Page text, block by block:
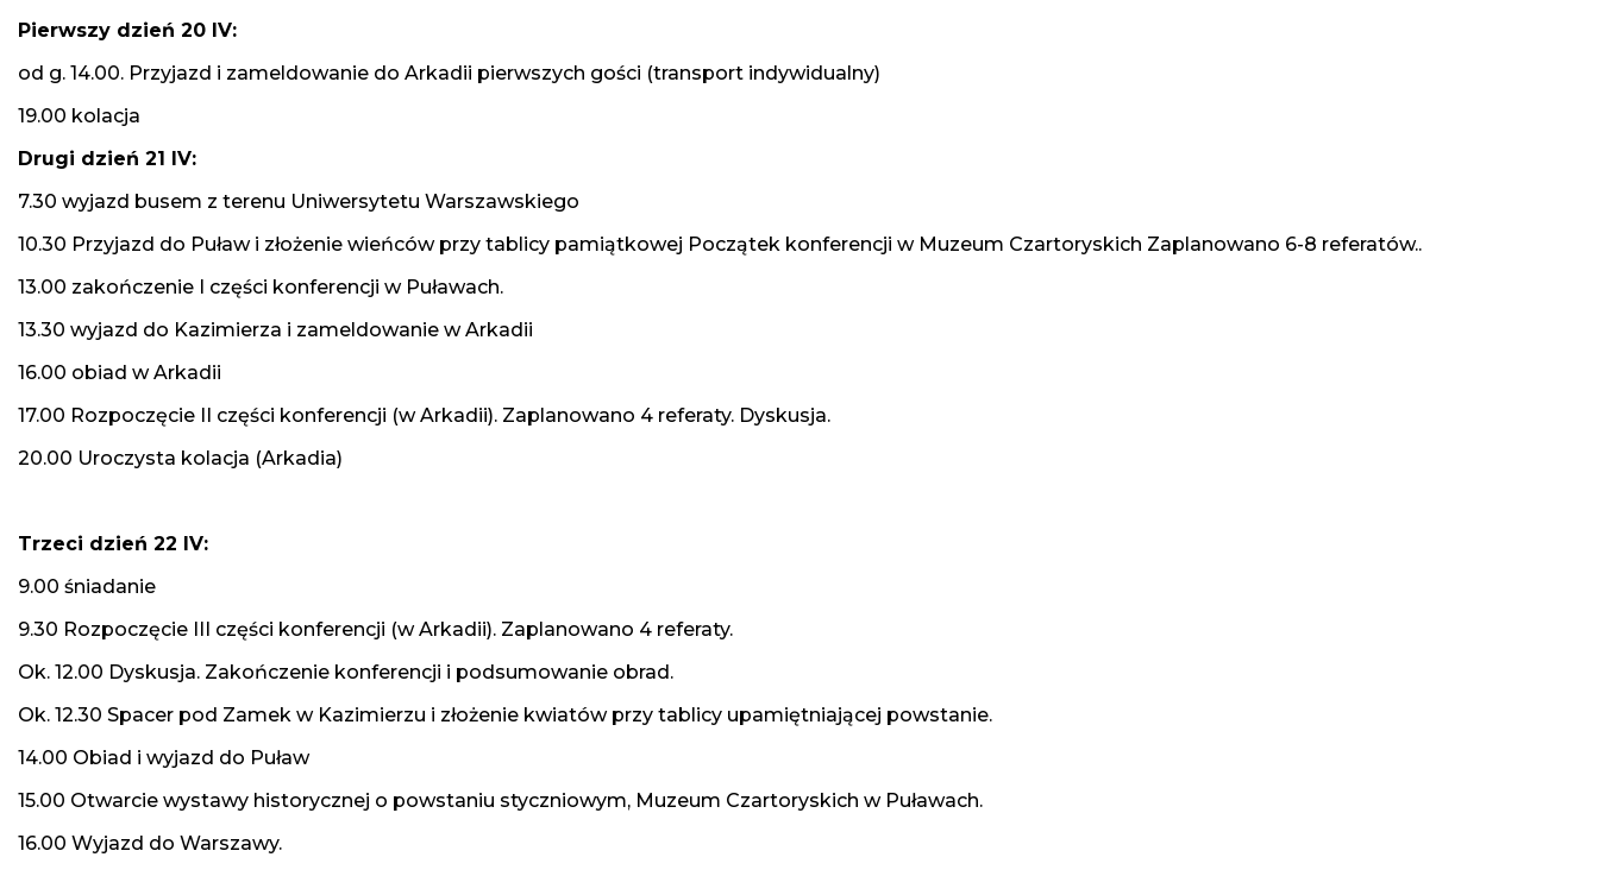
Pierwszy dzień 20 IV:
od g. 14.00. Przyjazd i zameldowanie do Arkadii pierwszych gości (transport indywidualny)
19.00 kolacja
Drugi dzień 21 IV:
7.30 wyjazd busem z terenu Uniwersytetu Warszawskiego
10.30 Przyjazd do Puław i złożenie wieńców przy tablicy pamiątkowej Początek konferencji w Muzeum Czartoryskich Zaplanowano 6-8 referatów..
13.00 zakończenie I części konferencji w Puławach.
13.30 wyjazd do Kazimierza i zameldowanie w Arkadii
16.00 obiad w Arkadii
17.00 Rozpoczęcie II części konferencji (w Arkadii). Zaplanowano 4 referaty. Dyskusja.
20.00 Uroczysta kolacja (Arkadia)
Trzeci dzień 22 IV:
9.00 śniadanie
9.30 Rozpoczęcie III części konferencji (w Arkadii). Zaplanowano 4 referaty.
Ok. 12.00 Dyskusja. Zakończenie konferencji i podsumowanie obrad.
Ok. 12.30 Spacer pod Zamek w Kazimierzu i złożenie kwiatów przy tablicy upamiętniającej powstanie.
14.00 Obiad i wyjazd do Puław
15.00 Otwarcie wystawy historycznej o powstaniu styczniowym, Muzeum Czartoryskich w Puławach.
16.00 Wyjazd do Warszawy.